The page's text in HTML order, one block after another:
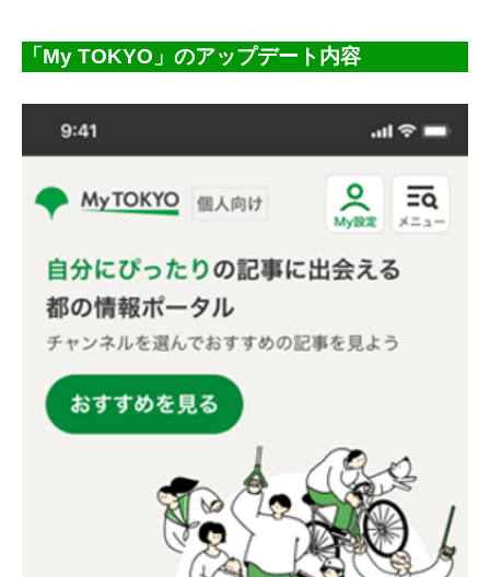
「My TOKYO」のアップデート内容